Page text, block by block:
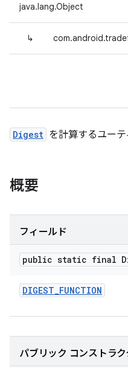
java.lang.Object
↳
Digest を計算するユーテ
概要
フィールド
public static final
DIGEST_FUNCTION
パブリック コンストラク